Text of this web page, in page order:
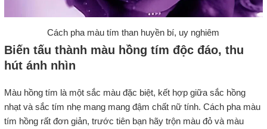
Cách pha màu tím than huyền bí, uy nghiêm
Biến tấu thành màu hồng tím độc đáo, thu
hút ánh nhìn
Màu hồng tím là một sắc màu đặc biệt, kết hợp giữa sắc hồng
nhạt và sắc tím nhẹ mang mang đậm chất nữ tính. Cách pha màu
tím hồng rất đơn giản, trước tiên bạn hãy trộn màu đỏ và màu